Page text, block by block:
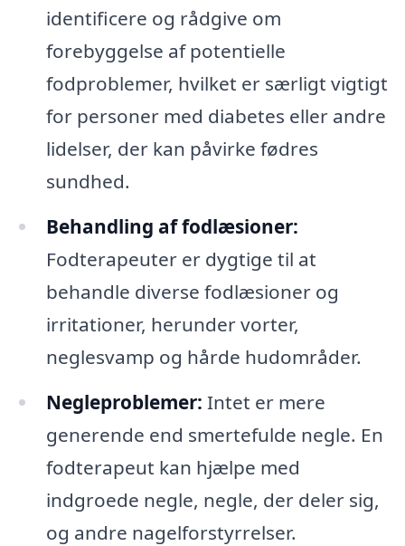
identificere og rådgive om
forebyggelse af potentielle
fodproblemer, hvilket er særligt vigtigt
for personer med diabetes eller andre
lidelser, der kan påvirke fødres
sundhed.
Behandling af fodlæsioner:
Fodterapeuter er dygtige til at
behandle diverse fodlæsioner og
irritationer, herunder vorter,
neglesvamp og hårde hudområder.
Negleproblemer: Intet er mere
generende end smertefulde negle. En
fodterapeut kan hjælpe med
indgroede negle, negle, der deler sig,
og andre nagelforstyrrelser.